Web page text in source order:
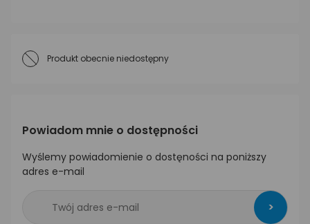
Produkt obecnie niedostępny
Powiadom mnie o dostępności
Wyślemy powiadomienie o dostęności na poniższy
adres e-mail
>